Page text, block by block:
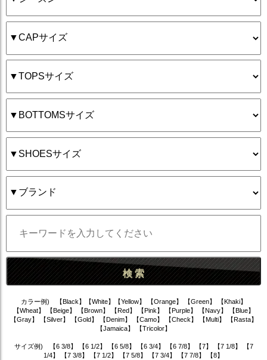
カラー例) 【Black】【White】【Yellow】 【Orange】 【Green】 【Khaki】
【Wheat】 【Beige】 【Brown】 【Red】 【Pink】 【Purple】 【Navy】 【Blue】
【Gray】 【Silver】 【Gold】 【Denim】 【Camo】 【Check】 【Multi】 【Rasta】
【Jamaica】 【Tricolor】
サイズ例) 【6 3/8】 【6 1/2】 【6 5/8】 【6 3/4】 【6 7/8】 【7】 【7 1/8】 【7
1/4】 【7 3/8】 【7 1/2】 【7 5/8】 【7 3/4】 【7 7/8】 【8】